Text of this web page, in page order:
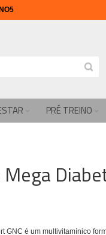
PRÉ TREINO
GNC é um multivitamínico